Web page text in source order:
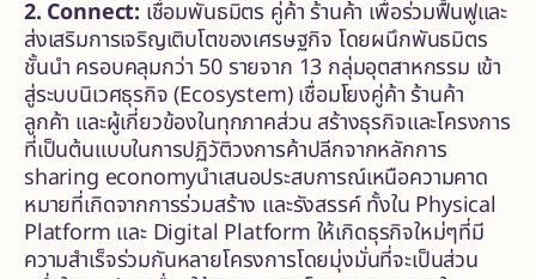
2. Connect: เชื่อมพันธมิตร คู่ค้าร้านค้า เพื่อร่วมฟื้นฟูและ
ส่งเสริมการเจริญเติบโตของเศรษฐกิจ โดยผนึกพันธมิตร
ชั้นนำ ครอบคลุมกว่า 50 รายจาก 13 กลุ่มอุตสาหกรรม เข้า
สู่ระบบนิเวศธุรกิจ (Ecosystem) เชื่อมโยงคู่ค้า ร้านค้า
ลูกค้า และผู้เกี่ยวข้องในทุกภาคส่วน สร้างธุรกิจและโครงการ
ที่เป็นต้นแบบในการปฏิวัติวงการค้าปลีกจากหลักการ
sharing economyนำเสนอประสบการณ์เหนือความคาด
หมายที่เกิดจากการร่วมสร้าง และรังสรรค์ ทั้งใน Physical
Platform และ Digital Platform ให้เกิดธุรกิจใหม่ๆที่มี
ความสำเร็จร่วมกันหลายโครงการโดยมุ่งมั่นที่จะเป็นส่วน